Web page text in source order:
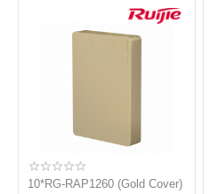
10*RG-RAP1260 (Gold Cover)